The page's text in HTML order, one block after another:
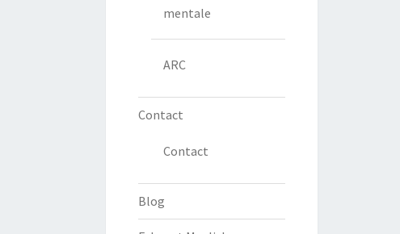
mentale
ARC
Contact
Contact
Blog